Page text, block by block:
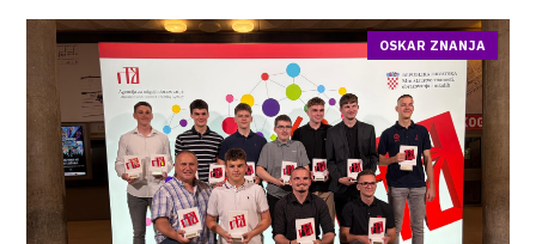
OSKAR ZNANJA